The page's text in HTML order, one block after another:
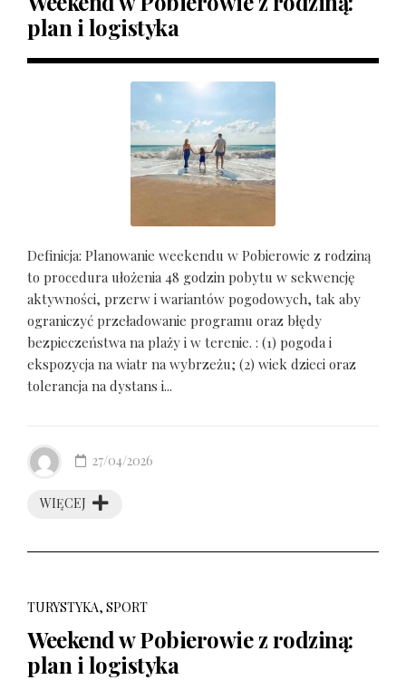
plan i logistyka
Definicja: Planowanie weekendu w Pobierowie z rodziną
to procedura ułożenia 48 godzin pobytu w sekwencję
aktywności, przerw i wariantów pogodowych, tak aby
ograniczyć przeładowanie programu oraz błędy
bezpieczeństwa na plaży i w terenie. : (1) pogoda i
ekspozycja na wiatr na wybrzeżu; (2) wiek dzieci oraz
tolerancja na dystans i...
WIĘCEJ
27/04/2026
TURYSTYKA, SPORT
Weekend w Pobierowie z rodziną:
plan i logistyka